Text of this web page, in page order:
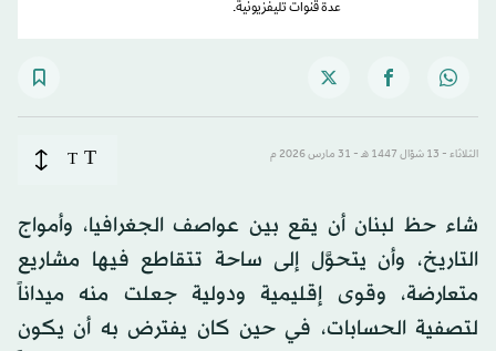
عدة قنوات تليفزيونية.
الثلاثاء - 13 شوّال 1447 هـ - 31 مارس 2026 م T
T
شاء حظ لبنان أن يقع بين عواصف الجغرافيا، وأمواج
التاريخ، وأن يتحوَّل إلى ساحة تتقاطع فيها مشاريع
متعارضة، وقوى إقليمية ودولية جعلت منه ميداناً
لتصفية الحسابات، في حين كان يفترض به أن يكون